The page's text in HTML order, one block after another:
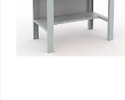
Без тумбы
Две тумбы